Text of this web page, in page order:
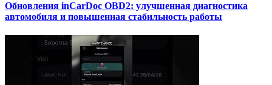
Обновления inCarDoc OBD2: улучшенная диагностика
автомобиля и повышенная стабильность работы